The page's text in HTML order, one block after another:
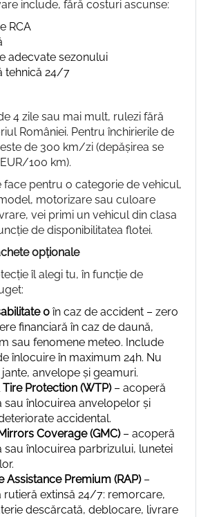
include, fără costuri ascunse:
RCA
adecvate sezonului
tehnică 24/7
4 zile sau mai mult, rulezi fără
României. Pentru închirierile de
de 300 km/zi (depășirea se
100 km).
face pentru o categorie de vehicul,
motorizare sau culoare
vei primi un vehicul din clasa
de disponibilitatea flotei.
opționale
îl alegi tu, în funcție de
0 în caz de accident – zero
financiară în caz de daună,
sau fenomene meteo. Include
înlocuire în maximum 24h. Nu
anvelope și geamuri.
Protection (WTP)– acoperă
sau înlocuirea anvelopelor și
accidental.
Coverage (GMC)– acoperă
sau înlocuirea parbrizului, lunetei
Assistance Premium (RAP)–
rutieră extinsă 24/7: remorcare,
descărcată, deblocare, livrare